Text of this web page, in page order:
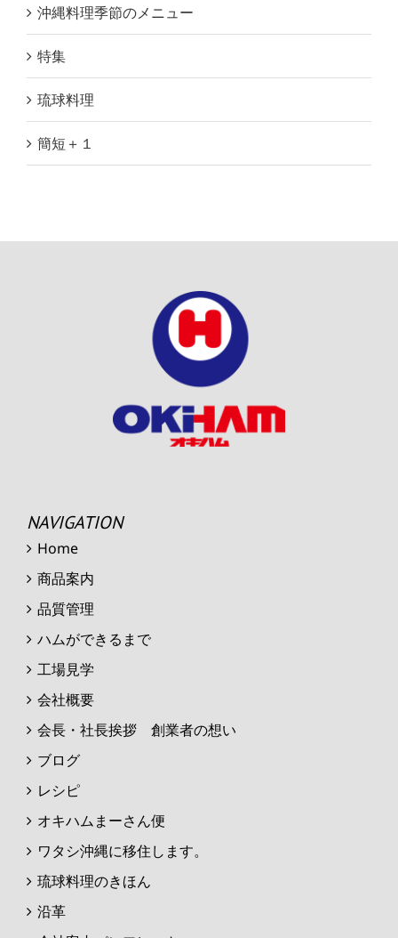
沖縄料理季節のメニュー
特集
琉球料理
簡短＋１
NAVIGATION
Home
商品案内
品質管理
ハムができるまで
工場見学
会社概要
会長・社長挨拶 創業者の想い
ブログ
レシピ
オキハムまーさん便
ワタシ沖縄に移住します。
琉球料理のきほん
沿革